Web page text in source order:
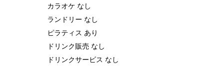
カラオケ なし
ランドリー なし
ピラティス あり
ドリンク販売 なし
ドリンクサービス なし